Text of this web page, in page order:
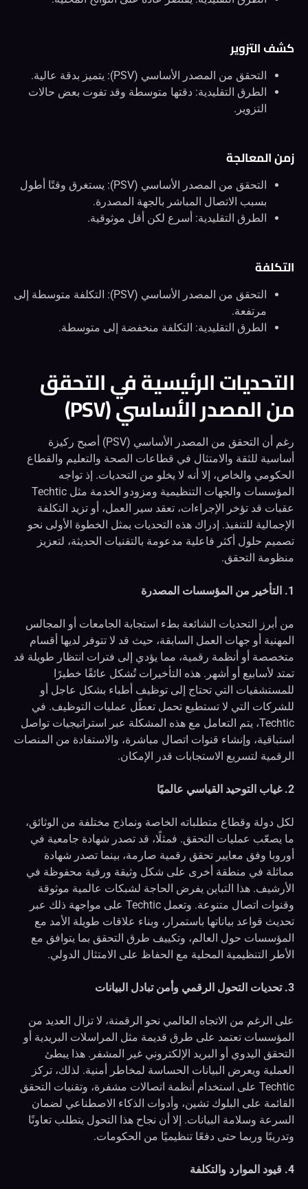
كشف التزوير
التحقق من المصدر الأساسي (PSV): يتميز بدقة عالية.
الطرق التقليدية: دقتها متوسطة وقد تفوت بعض حالات
التزوير.
زمن المعالجة
التحقق من المصدر الأساسي (PSV): يستغرق وقتًا أطول
بسبب الاتصال المباشر بالجهة المصدرة.
الطرق التقليدية: أسرع لكن أقل موثوقية.
التكلفة
التحقق من المصدر الأساسي (PSV): التكلفة متوسطة إلى
مرتفعة.
الطرق التقليدية: التكلفة منخفضة إلى متوسطة.
التحديات الرئيسية في التحقق
من المصدر الأساسي (PSV)
رغم أن التحقق من المصدر الأساسي (PSV) أصبح ركيزة
أساسية للثقة والامتثال في قطاعات الصحة والتعليم والقطاع
الحكومي والخاص، إلا أنه لا يخلو من التحديات. إذ تواجه
المؤسسات والجهات التنظيمية ومزودو الخدمة مثل Techtic
عقبات قد تؤخر الإجراءات، تعقد سير العمل، أو تزيد التكلفة
الإجمالية للتنفيذ. إدراك هذه التحديات يمثل الخطوة الأولى نحو
تصميم حلول أكثر فاعلية مدعومة بالتقنيات الحديثة، لتعزيز
منظومة التحقق.
1. التأخير من المؤسسات المصدرة
من أبرز التحديات الشائعة بطء استجابة الجامعات أو المجالس
المهنية أو جهات العمل السابقة، حيث قد لا تتوفر لديها أقسام
متخصصة أو أنظمة رقمية، مما يؤدي إلى فترات انتظار طويلة قد
تمتد لأسابيع أو أشهر. هذه التأخيرات تُشكل عائقًا خطيرًا
للمستشفيات التي تحتاج إلى توظيف أطباء بشكل عاجل أو
للشركات التي لا تستطيع تحمل تعطّل عمليات التوظيف. في
Techtic، يتم التعامل مع هذه المشكلة عبر استراتيجيات تواصل
استباقية، وإنشاء قنوات اتصال مباشرة، والاستفادة من المنصات
الرقمية لتسريع الاستجابات قدر الإمكان.
2. غياب التوحيد القياسي عالميًا
لكل دولة وقطاع متطلباته الخاصة ونماذج مختلفة من الوثائق،
ما يصعّب عمليات التحقق. فمثلًا، قد تصدر شهادة جامعية في
أوروبا وفق معايير تحقق رقمية صارمة، بينما تصدر شهادة
مماثلة في منطقة أخرى على شكل وثيقة ورقية محفوظة في
الأرشيف. هذا التباين يفرض الحاجة لشبكات عالمية موثوقة
وقنوات اتصال متنوعة. وتعمل Techtic على مواجهة ذلك عبر
تحديث قواعد بياناتها باستمرار، وبناء علاقات طويلة الأمد مع
المؤسسات حول العالم، وتكييف طرق التحقق بما يتوافق مع
الأطر التنظيمية المحلية مع الحفاظ على الامتثال الدولي.
3. تحديات التحول الرقمي وأمن تبادل البيانات
على الرغم من الاتجاه العالمي نحو الرقمنة، لا تزال العديد من
المؤسسات تعتمد على طرق قديمة مثل المراسلات البريدية أو
التحقق اليدوي أو البريد الإلكتروني غير المشفر. هذا يبطئ
العملية ويعرض البيانات الحساسة لمخاطر أمنية. لذلك، تركز
Techtic على استخدام أنظمة اتصالات مشفرة، وتقنيات التحقق
القائمة على البلوك تشين، وأدوات الذكاء الاصطناعي لضمان
السرعة وسلامة البيانات. إلا أن نجاح هذا التحول يتطلب تعاونًا
وتدريبًا وربما حتى دفعًا تنظيميًا من الحكومات.
4. قيود الموارد والتكلفة